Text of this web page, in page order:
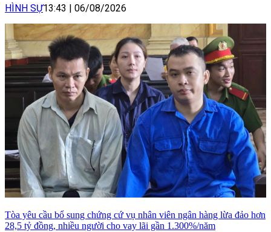
HÌNH SỰ13:43 06/08/2026
Tòa yêu cầu bổ sung chứng cứ vụ nhân viên ngân hàng lừa đảo hơn
28,5 tỷ đồng, nhiều người cho vay lãi gần 1.300%/năm